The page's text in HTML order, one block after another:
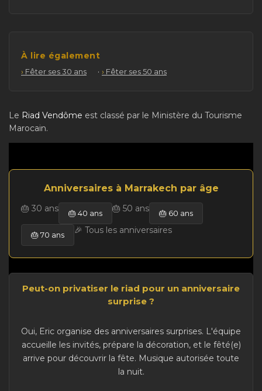
À lire également
Fêter ses 30 ans · Fêter ses 50 ans
Le Riad Vendôme est classé par le Ministère du Tourisme
Marocain.
Anniversaires à Marrakech par âge
🎂 30 ans 🎂 40 ans 🎂 50 ans 🎂 60 ans
🎂 70 ans 🎉 Tous les anniversaires
Peut-on privatiser le riad pour un anniversaire
surprise ?
Oui, Eric organise des anniversaires surprises. L'équipe
accueille les invités, prépare la décoration, et le fêté(e)
arrive pour découvrir la fête. Musique autorisée toute
la nuit.